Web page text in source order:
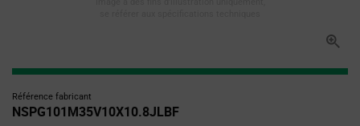
Référence fabricant
NSPG101M35V10X10.8JLBF